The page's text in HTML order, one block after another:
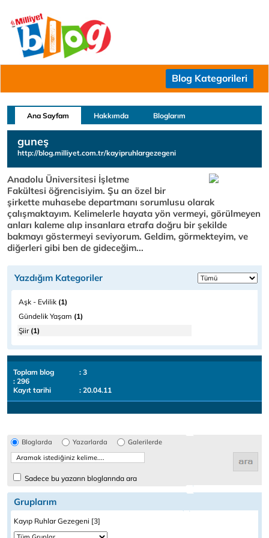
Blog Kategorileri
Ana Sayfam Hakkımda Bloglarım
guneş
http://blog.milliyet.com.tr/kayipruhlargezegeni
Anadolu Üniversitesi İşletme
Fakültesi öğrencisiyim. Şu an özel bir
şirkette muhasebe departmanı sorumlusu olarak
çalışmaktayım. Kelimelerle hayata yön vermeyi, görülmeyen
anları kaleme alıp insanlara etrafa doğru bir şekilde
bakmayı göstermeyi seviyorum. Geldim, görmekteyim, ve
diğerleri gibi ben de gideceğim...
Yazdığım Kategoriler
Aşk - Evlilik (1)
Gündelik Yaşam (1)
Şiir(1)
Toplam blog
: 3
: 296
Kayıt tarihi
: 20.04.11
Bloglarda Yazarlarda Galerilerde
Sadece bu yazarın bloglarında ara
Gruplarım
Kayıp Ruhlar Gezegeni [3]